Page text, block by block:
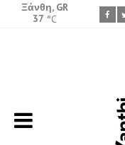
Ξάνθη, GR
37 °C